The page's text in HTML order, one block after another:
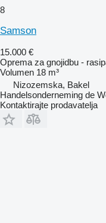
8
Samson
15.000 €
Oprema za gnojidbu -
Volumen 18 m³
Nizozemska, Bakel
Handelsonderneming de
Kontaktirajte prodavatelja